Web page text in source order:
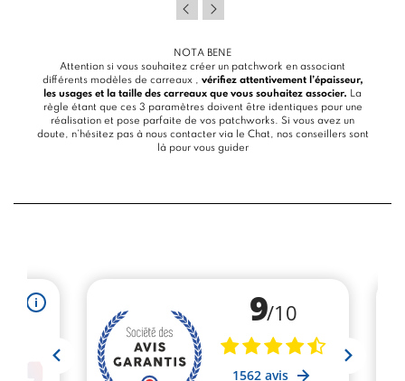
NOTA BENE
Attention si vous souhaitez créer un patchwork en associant
différents modèles de carreaux , vérifiez attentivement l’épaisseur,
les usages et la taille des carreaux que vous souhaitez associer. La
règle étant que ces 3 paramètres doivent être identiques pour une
réalisation et pose parfaite de vos patchworks. Si vous avez un
doute, n’hésitez pas à nous contacter via le Chat, nos conseillers sont
là pour vous guider